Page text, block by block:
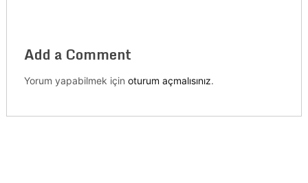
Add a Comment
Yorum yapabilmek için oturum açmalısınız.